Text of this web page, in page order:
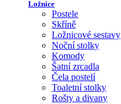
Ložnice
Postele
Skříně
Ložnicové sestavy
Noční stolky
Komody
Šatní zrcadla
Čela postelí
Toaletní stolky
Rošty a divany